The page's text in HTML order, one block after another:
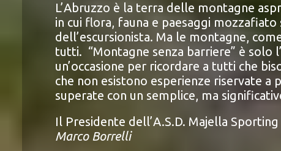
L’Abruzzo è la terra delle montagne
in cui flora, fauna e paesaggi
dell’escursionista. Ma le montagne,
tutti. “Montagne senza barriere” è solo
un’occasione per ricordare a tutti che
che non esistono esperienze riservate a
superate con un semplice, ma
Il Presidente dell’A.S.D. Majella Sporting
Marco Borrelli